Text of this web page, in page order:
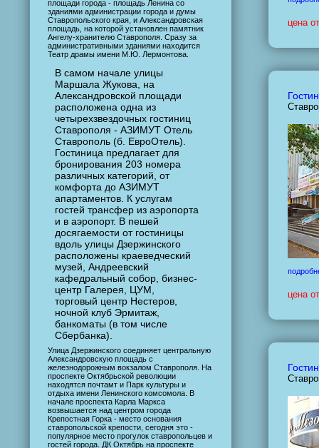
площади города - площадь Ленина со
зданиями администрации города и думы
Ставропольского края, и Александровская
площадь, на которой установлен памятник
Ангелу-хранителю Ставрополя. Сразу за
административными зданиями находится
Театр драмы имени М.Ю. Лермонтова.
В самом начале улицы
Маршала Жукова, на
Александровской площади
расположена одна из
четырехзвездочных гостиниц
Ставрополя - АЗИМУТ Отель
Ставрополь (б. ЕвроОтель).
Гостиница предлагает для
бронирования 203 номера
различных категорий, от
комфорта до АЗИМУТ
апартаментов. К услугам
гостей трансфер из аэропорта
и в аэропорт. В пешей
досягаемости от гостиницы
вдоль улицы Дзержинского
расположены краеведческий
музей, Андреевский
кафедральный собор, бизнес-
центр Галерея, ЦУМ,
торговый центр Нестеров,
ночной клуб Эрмитаж,
банкоматы (в том числе
Сбербанка).
Улица Дзержинского соединяет центральную
Александровскую площадь с
железнодорожным вокзалом Ставрополя. На
проспекте Октябрьской революции
находятся почтамт и Парк культуры и
отдыха имени Ленинского комсомола. В
начале проспекта Карла Маркса
возвышается над центром города
Крепостная Горка - место основания
ставропольской крепости, сегодня это -
популярное место прогулок ставропольцев и
гостей города. ДК Октябрь на проспекте
цена
цена